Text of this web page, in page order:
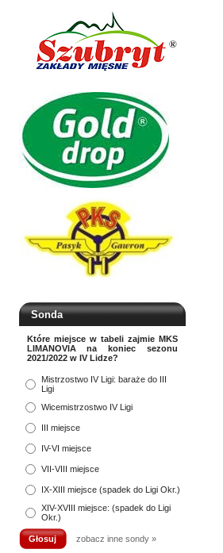
Sonda
Które miejsce w tabeli zajmie MKS
LIMANOVIA na koniec sezonu
2021/2022 w IV Lidze?
Mistrzostwo IV Ligi: baraże do III
Ligi
Wicemistrzostwo IV Ligi
III miejsce
IV-VI miejsce
VII-VIII miejsce
IX-XIII miejsce (spadek do Ligi Okr.)
XIV-XVIII miejsce: (spadek do Ligi
Okr.)
zobacz inne sondy »